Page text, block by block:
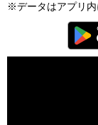
※データはアプリ内